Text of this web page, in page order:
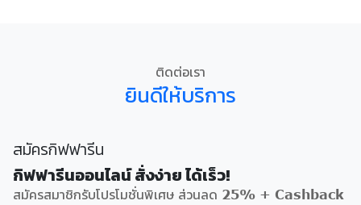
ติดต่อเรา
ยินดีให้บริการ
สมัครกิฟฟารีน
กิฟฟารีนออนไลน์ สั่งง่าย ได้เร็ว!
สมัครสมาชิกรับโปรโมชั่นพิเศษ ส่วนลด 25% + Cashback